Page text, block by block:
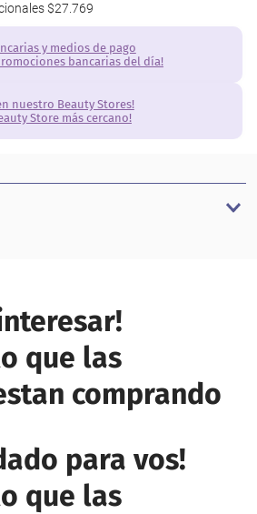
$27.769
y medios de pago
bancarias del día!
nuestro Beauty Stores!
Store más cercano!
que las
comprando
para vos!
que las